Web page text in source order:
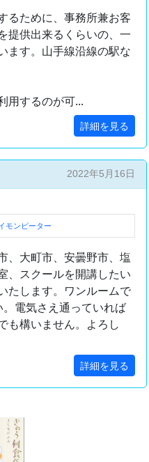
るために、事務所兼お客
提供出来るくらいの、一
ます。山手線沿線の駅な
用するのが可...
詳細を見る
2022年5月16日
モンピーター
、大町市、安曇野市、塩
、スクールを開講したい
たします。ワンルームで
。電気さえ通っていれば
も構いません。よろし
詳細を見る